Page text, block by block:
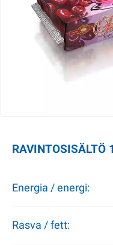
RAVINTOSISÄLTÖ
Energia / energi:
Rasva / fett: